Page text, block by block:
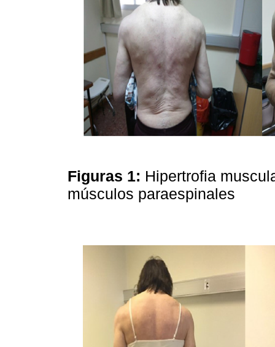
Figuras 1: Hipertrofia
músculos paraespinales